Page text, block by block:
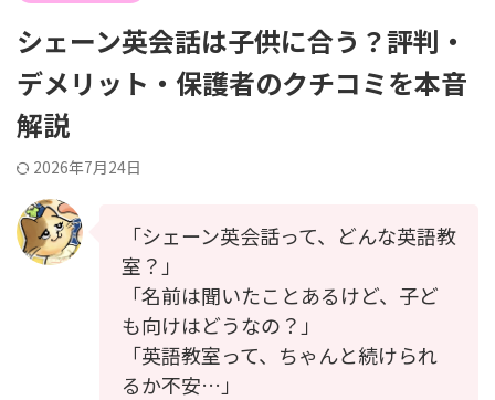
シェーン英会話は子供に合う？評判・
デメリット・保護者のクチコミを本音
解説
2026年7月24日
「シェーン英会話って、どんな英語教
室？」
「名前は聞いたことあるけど、子ど
も向けはどうなの？」
「英語教室って、ちゃんと続けられ
るか不安…」